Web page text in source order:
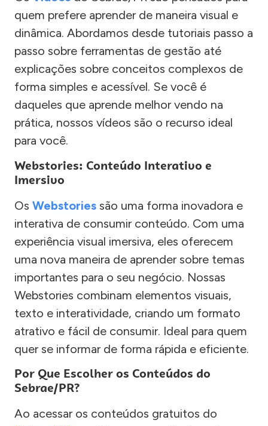
quem prefere aprender de maneira visual e
dinâmica. Abordamos desde tutoriais passo a
passo sobre ferramentas de gestão até
explicações sobre conceitos complexos de
forma simples e acessível. Se você é
daqueles que aprende melhor vendo na
prática, nossos vídeos são o recurso ideal
para você.
Webstories: Conteúdo Interativo e
Imersivo
Os Webstories são uma forma inovadora e
interativa de consumir conteúdo. Com uma
experiência visual imersiva, eles oferecem
uma nova maneira de aprender sobre temas
importantes para o seu negócio. Nossas
Webstories combinam elementos visuais,
texto e interatividade, criando um formato
atrativo e fácil de consumir. Ideal para quem
quer se informar de forma rápida e eficiente.
Por Que Escolher os Conteúdos do
Sebrae/PR?
Ao acessar os conteúdos gratuitos do